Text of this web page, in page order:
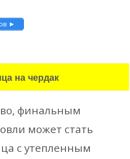
►
на чердак
финальным
может стать
с утепленным